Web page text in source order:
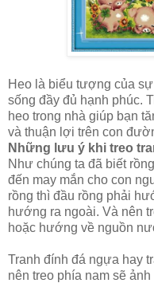
Heo là biểu tượng của
sống đầy đủ hạnh phúc.
heo trong nhà giúp bạn
và thuận lợi trên con
Những lưu ý khi treo
Như chúng ta đã biết
đến may mắn cho con
rồng thì đầu rồng phải
hướng ra ngoài. Và nên
hoặc hướng về nguồn
Tranh đính đá ngựa hay
nên treo phía nam sẽ